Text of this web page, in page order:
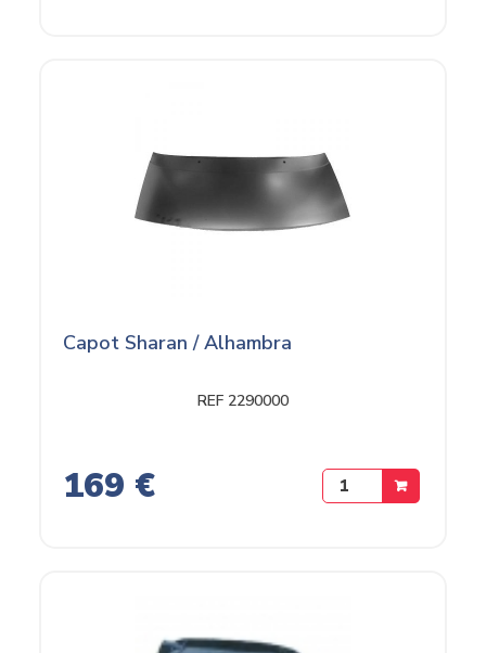
Capot Sharan / Alhambra
REF 2290000
169 €